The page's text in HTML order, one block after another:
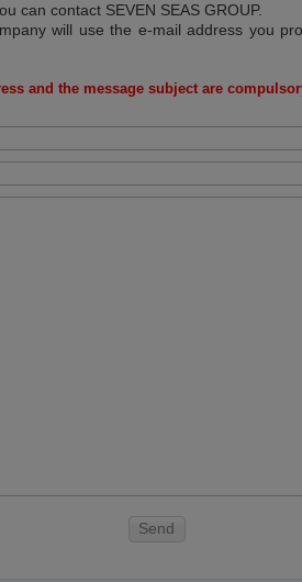
can contact SEVEN SEAS GROUP.
will use the e-mail address you
and the message subject are
Send